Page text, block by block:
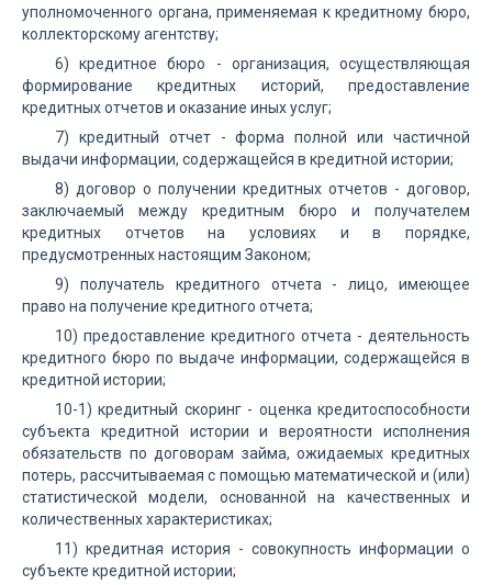
уполномоченного органа, применяемая к кредитному бюро,
коллекторскому агентству;
6) кредитное бюро - организация, осуществляющая
формирование кредитных историй, предоставление
кредитных отчетов и оказание иных услуг;
7) кредитный отчет - форма полной или частичной
выдачи информации, содержащейся в кредитной истории;
8) договор о получении кредитных отчетов - договор,
заключаемый между кредитным бюро и получателем
кредитных отчетов на условиях и в порядке,
предусмотренных настоящим Законом;
9) получатель кредитного отчета - лицо, имеющее
право на получение кредитного отчета;
10) предоставление кредитного отчета - деятельность
кредитного бюро по выдаче информации, содержащейся в
кредитной истории;
10-1) кредитный скоринг - оценка кредитоспособности
субъекта кредитной истории и вероятности исполнения
обязательств по договорам займа, ожидаемых кредитных
потерь, рассчитываемая с помощью математической и (или)
статистической модели, основанной на качественных и
количественных характеристиках;
11) кредитная история - совокупность информации о
субъекте кредитной истории;